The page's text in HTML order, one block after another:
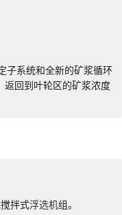
子系统和全新的矿浆循环
返回到叶轮区的矿浆浓度
拌式浮选机组。